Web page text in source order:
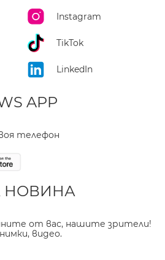
Instagram
TikTok
LinkedIn
APP
телефон
НОВИНА
от вас, нашите зрители!
видео.